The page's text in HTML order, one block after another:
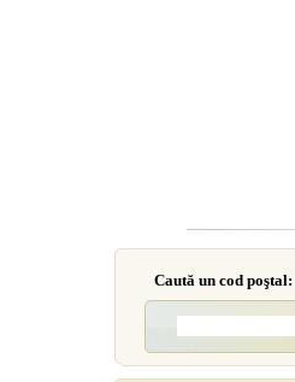
Caută un cod poştal: